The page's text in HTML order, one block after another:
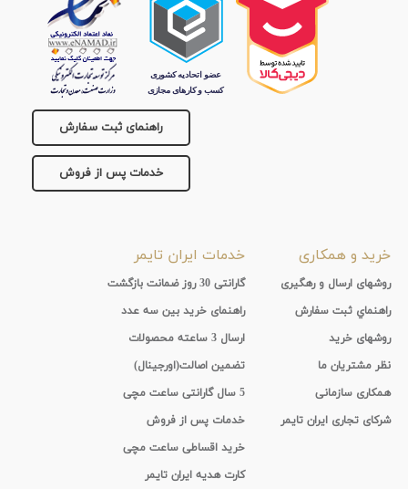
راهنمای ثبت سفارش
خدمات پس از فروش
خرید و همکاری
روشهای ارسال و رهگیری
راهنماي ثبت سفارش
روشهای خرید
نظر مشتریان ما
همکاری سازمانی
شرکای تجاری ایران تایمر
خدمات ایران تایمر
گارانتی 30 روز ضمانت بازگشت
راهنمای خرید بین سه عدد
ارسال 3 ساعته محصولات
تضمین اصالت(اورجینال)
5 سال گارانتی ساعت مچی
خدمات پس از فروش
خرید اقساطی ساعت مچی
کارت هدیه ایران تایمر